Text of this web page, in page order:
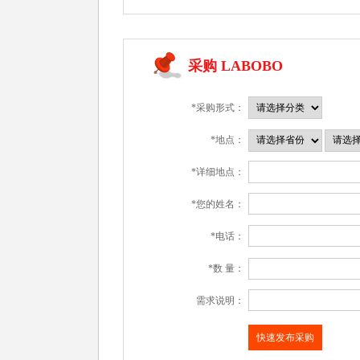
采购 LABOBO
*采购形式：
*地点：
*详细地点：
*您的姓名：
*电话：
*数 量：
需求说明：